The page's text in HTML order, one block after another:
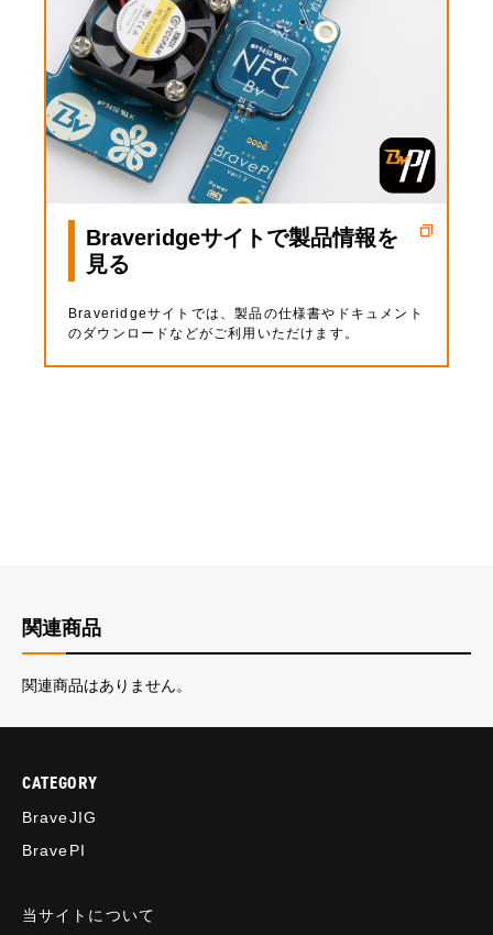
Braveridgeサイトで製品情報を
見る
Braveridgeサイトでは、製品の仕様書やドキュメント
のダウンロードなどがご利用いただけます。
関連商品
関連商品はありません。
CATEGORY
BraveJIG
BravePI
当サイトについて